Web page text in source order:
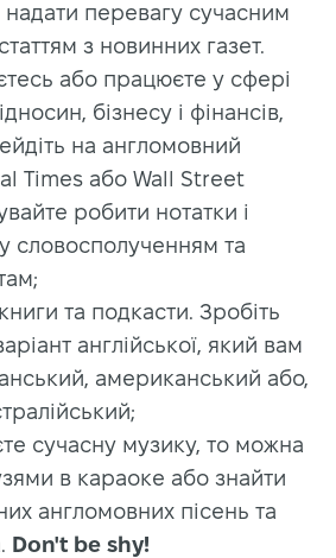
перевагу сучасним
з новинних газет.
або працюєте у сфері
бізнесу і фінансів,
на англомовний
Times або Wall Street
робити нотатки і
словосполученням та
та подкасти. Зробіть
англійської, який вам
американський або,
сучасну музику, то можна
в караоке або знайти
англомовних пісень та
Don't be shy!